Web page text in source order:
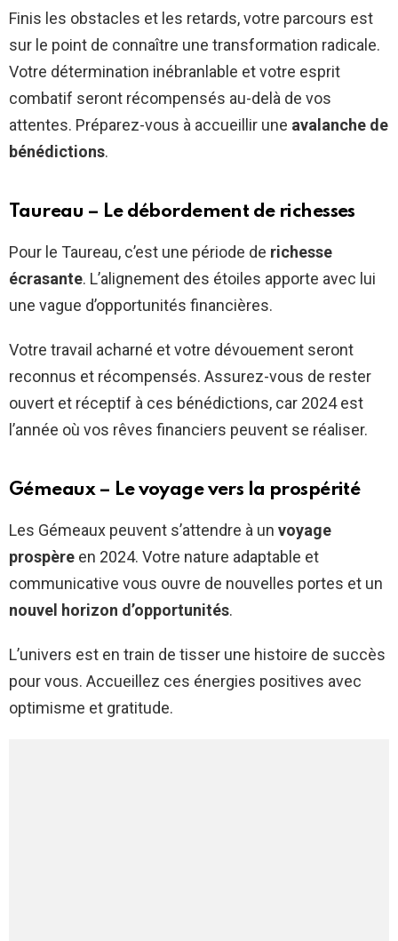
Finis les obstacles et les retards, votre parcours est
sur le point de connaître une transformation radicale.
Votre détermination inébranlable et votre esprit
combatif seront récompensés au-delà de vos
attentes. Préparez-vous à accueillir une avalanche de
bénédictions.
Taureau – Le débordement de richesses
Pour le Taureau, c’est une période de richesse
écrasante. L’alignement des étoiles apporte avec lui
une vague d’opportunités financières.
Votre travail acharné et votre dévouement seront
reconnus et récompensés. Assurez-vous de rester
ouvert et réceptif à ces bénédictions, car 2024 est
l’année où vos rêves financiers peuvent se réaliser.
Gémeaux – Le voyage vers la prospérité
Les Gémeaux peuvent s’attendre à un voyage
prospère en 2024. Votre nature adaptable et
communicative vous ouvre de nouvelles portes et un
nouvel horizon d’opportunités.
L’univers est en train de tisser une histoire de succès
pour vous. Accueillez ces énergies positives avec
optimisme et gratitude.